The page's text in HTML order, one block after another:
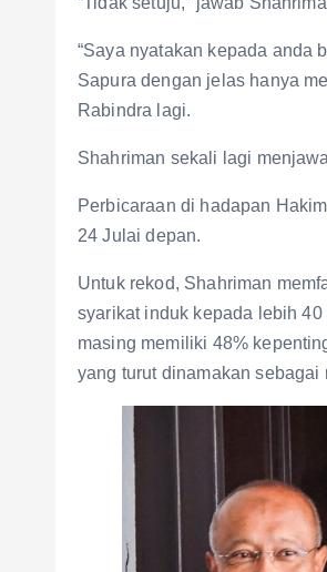
“Saya nyatakan kepada anda
Sapura dengan jelas hanya
Rabindra lagi.
Shahriman sekali lagi
Perbicaraan di hadapan
24 Julai depan.
Untuk rekod, Shahriman
syarikat induk kepada lebih
masing memiliki 48%
yang turut dinamakan sebagai